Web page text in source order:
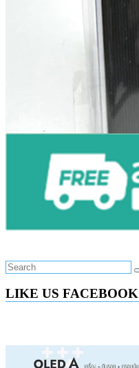
LIKE US FACEBOOK